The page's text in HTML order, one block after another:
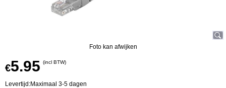
Foto kan afwijken
€5.95 (incl BTW)
Levertijd:Maximaal 3-5 dagen